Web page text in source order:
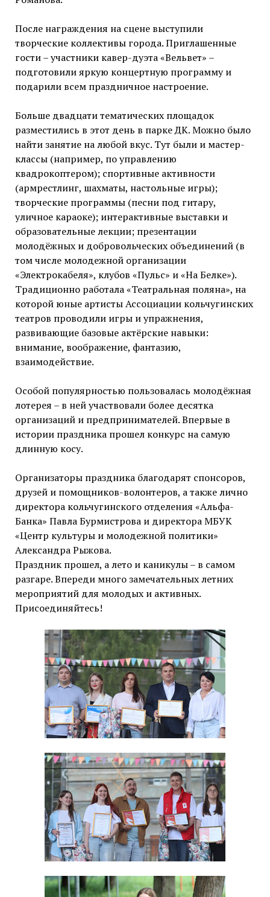
После награждения на сцене выступили
творческие коллективы города. Приглашенные
гости – участники кавер-дуэта «Вельвет» –
подготовили яркую концертную программу и
подарили всем праздничное настроение.
Больше двадцати тематических площадок
разместились в этот день в парке ДК. Можно было
найти занятие на любой вкус. Тут были и мастер-
классы (например, по управлению
квадрокоптером); спортивные активности
(армрестлинг, шахматы, настольные игры);
творческие программы (песни под гитару,
уличное караоке); интерактивные выставки и
образовательные лекции; презентации
молодёжных и добровольческих объединений (в
том числе молодежной организации
«Электрокабеля», клубов «Пульс» и «На Белке»).
Традиционно работала «Театральная поляна», на
которой юные артисты Ассоциации кольчугинских
театров проводили игры и упражнения,
развивающие базовые актёрские навыки:
внимание, воображение, фантазию,
взаимодействие.
Особой популярностью пользовалась молодёжная
лотерея – в ней участвовали более десятка
организаций и предпринимателей. Впервые в
истории праздника прошел конкурс на самую
длинную косу.
Организаторы праздника благодарят спонсоров,
друзей и помощников-волонтеров, а также лично
директора кольчугинского отделения «Альфа-
Банка» Павла Бурмистрова и директора МБУК
«Центр культуры и молодежной политики»
Александра Рыжова.
Праздник прошел, а лето и каникулы – в самом
разгаре. Впереди много замечательных летних
мероприятий для молодых и активных.
Присоединяйтесь!